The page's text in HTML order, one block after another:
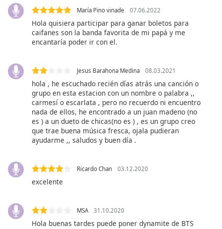
Background
Color
Caption
Background
Font
Size
Text
Edge
María Pino vinade 07.06.2022
Hola quisiera participar para ganar boletos para
caifanes son la banda favorita de mi papá y me
encantaría poder ir con el.
Jesus Barahona Medina 08.03.2021
hola , he escuchado recién días atrás una canción o
grupo en esta estacion con un nombre o palabra ,,
carmesí o escarlata , pero no recuerdo ni encuentro
nada de ellos, he encontrado a un juan madeno (no
es ) a un dueto de chicas(no es ) , es un grupo creo
que trae buena música fresca, ojala pudieran
ayudarme ,, saludos y buen día .
Ricardo Chan 03.12.2020
excelente
MSA 31.10.2020
Hola buenas tardes puede poner dynamite de BTS